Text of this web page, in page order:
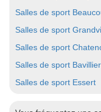
Salles de sport
Salles de sport
Salles de sport
Salles de sport
Salles de sport Essert